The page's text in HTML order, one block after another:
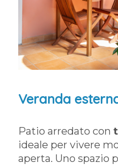
Veranda
Patio arredato con
ideale per vivere
aperta. Uno spazio